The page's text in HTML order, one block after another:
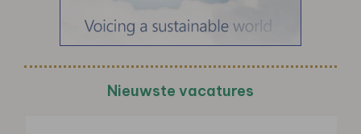
Nieuwste vacatures